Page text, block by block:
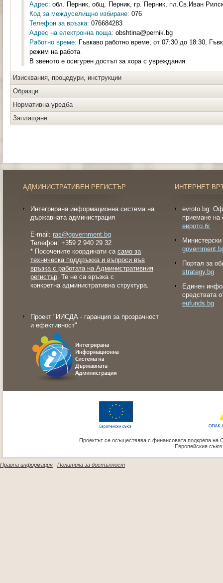
Адрес: обл. Перник, общ. Перник, гр. Перник, пл.Св.Иван
Код за междуселищно избиране: 076
Телефон за връзка: 076684283
Адрес на електронна поща: obshtina@pernik.bg
Работно време: Гъвкаво работно време, от 07:30 до 18:30,
режим на работа
В звеното е осигурен достъп за хора с увреждания
Изисквания, процедури, инструкции
Образци
Нормативна уредба
Заплащане
АДМИНИСТРАТИВЕН РЕГИСТЪР
Интегрирана информационна система на
държавната администрация
E-mail: ras@government.bg
Телефон: +359 2 940 29 32
* Посочените координати са само за
техническа поддръжка и въпроси във
връзка с работата на Административния
регистър. Те не са връзка с
конкретна административна структура.
Проект "ИИСДА - гаранция за прозрачност
и ефективност"
ИНТЕРНЕТ
evroto.bg:
приемане на
еврото.бг
Портал за
strategy.bg
Eдинен
средствата
eufunds.bg
Проектът се осъществява с финансовата подкрепа на
Европейския
Правна информация | Политика за достъпност